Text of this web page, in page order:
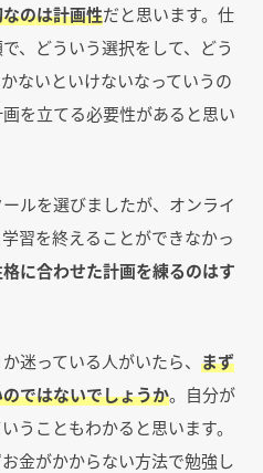
のは計画性だと思います。仕
、どういう選択をして、どう
ないといけないなっていうの
を立てる必要性があると思い
ルを選びましたが、オンライ
習を終えることができなかっ
に合わせた計画を練るのはす
迷っている人がいたら、 まず
ではないでしょうか。自分が
うこともわかると思います。
金がかからない方法で勉強し